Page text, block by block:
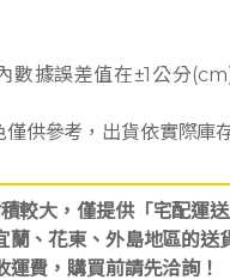
數據誤差值在±1公分
僅供參考，出貨依實際庫
較大，僅提供「宅配運送
蘭、花東、外島地區的送
運費，購買前請先洽詢！